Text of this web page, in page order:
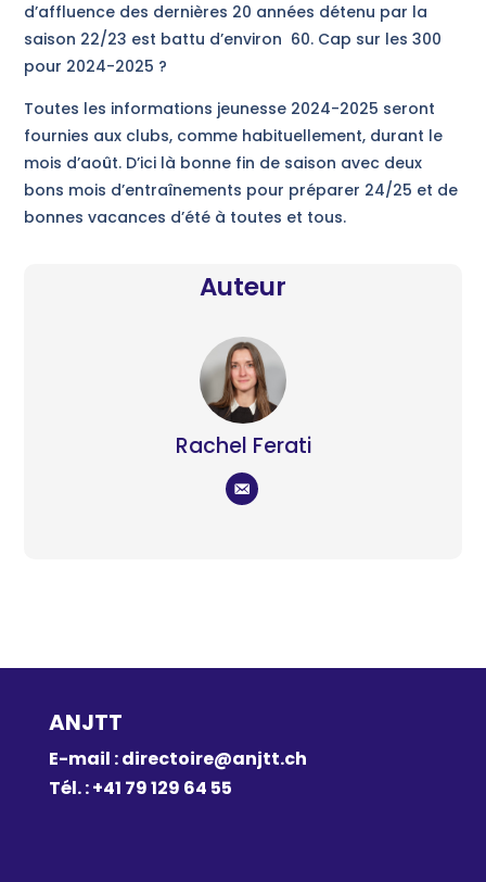
d’affluence des dernières 20 années détenu par la
saison 22/23 est battu d’environ 60. Cap sur les 300
pour 2024-2025 ?
Toutes les informations jeunesse 2024-2025 seront
fournies aux clubs, comme habituellement, durant le
mois d’août. D’ici là bonne fin de saison avec deux
bons mois d’entraînements pour préparer 24/25 et de
bonnes vacances d’été à toutes et tous.
Auteur
Rachel Ferati
ANJTT
E-mail :directoire@anjtt.ch
Tél. : +41 79 129 64 55